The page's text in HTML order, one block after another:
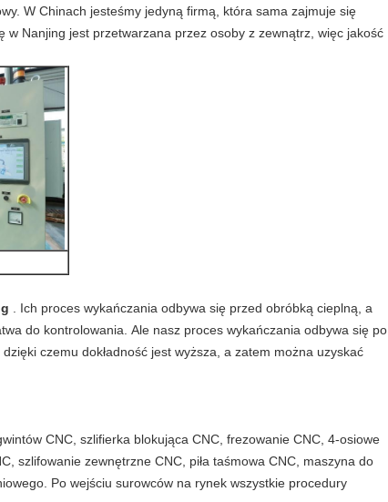
W Chinach jesteśmy jedyną firmą, która sama zajmuje się
Nanjing jest przetwarzana przez osoby z zewnątrz, więc jakość
Ich proces wykańczania odbywa się przed obróbką cieplną, a
do kontrolowania. Ale nasz proces wykańczania odbywa się po
czemu dokładność jest wyższa, a zatem można uzyskać
CNC, szlifierka blokująca CNC, frezowanie CNC, 4-osiowe
szlifowanie zewnętrzne CNC, piła taśmowa CNC, maszyna do
Po wejściu surowców na rynek wszystkie procedury